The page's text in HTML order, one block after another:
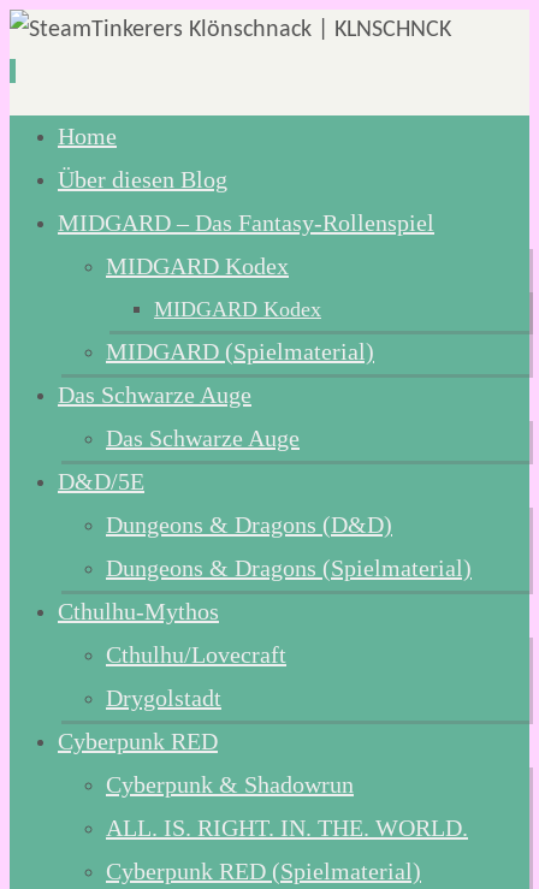
Zum
Inhalt
springen
Home
Über diesen Blog
MIDGARD – Das Fantasy-Rollenspiel
MIDGARD Kodex
MIDGARD Kodex
MIDGARD (Spielmaterial)
Das Schwarze Auge
Das Schwarze Auge
D&D/5E
Dungeons & Dragons (D&D)
Dungeons & Dragons (Spielmaterial)
Cthulhu-Mythos
Cthulhu/Lovecraft
Drygolstadt
Cyberpunk RED
Cyberpunk & Shadowrun
ALL. IS. RIGHT. IN. THE. WORLD.
Cyberpunk RED (Spielmaterial)